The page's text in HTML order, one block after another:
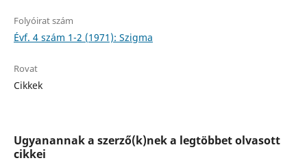
Folyóirat szám
Évf. 4 szám 1-2 (1971): Szigma
Rovat
Cikkek
Ugyanannak a szerző(k)nek a legtöbbet olvasott
cikkei